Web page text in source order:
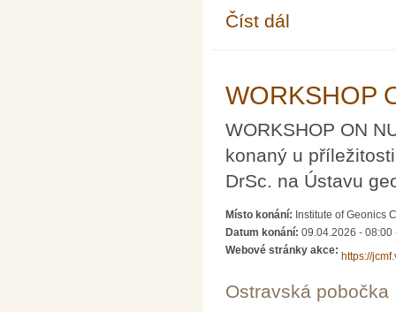
Číst dál
WORKSHOP
WORKSHOP ON
konaný u
DrSc. na Ústavu
Místo konání: Institute of Geonics
Datum konání: 09.04.2026 - 08:00
Webové stránky akce:
https://
Ostravská pobočka